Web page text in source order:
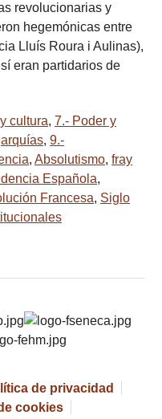
revolucionarias y
hegemónicas entre
Lluís Roura i Aulinas),
eran partidarios de
cultura, 7.- Poder y
, 9.-
, Absolutismo, fray
Española,
Francesa, Siglo
de privacidad
cookies